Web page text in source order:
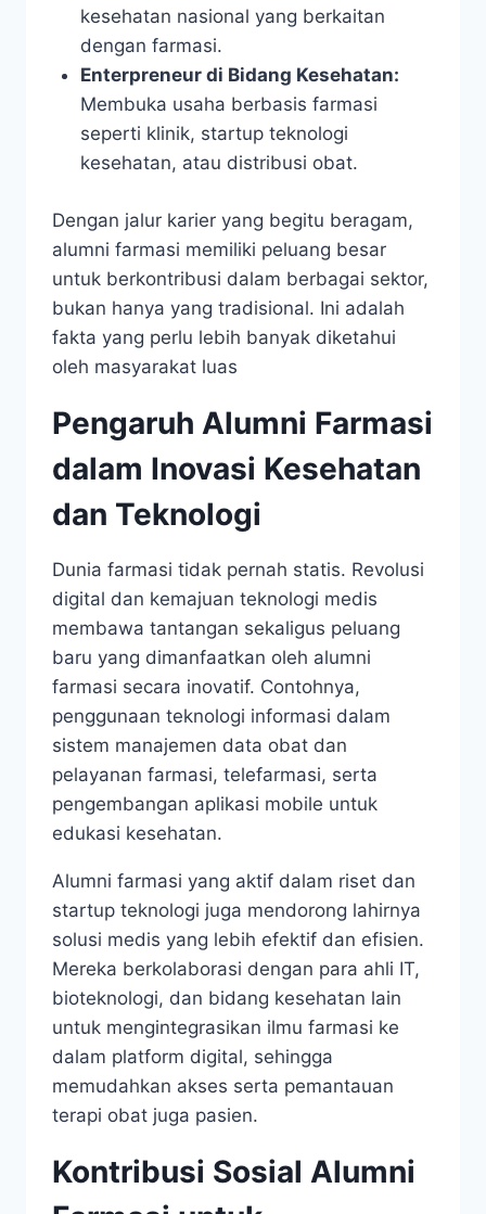
kesehatan nasional yang berkaitan
dengan farmasi.
Enterpreneur di Bidang Kesehatan:
Membuka usaha berbasis farmasi
seperti klinik, startup teknologi
kesehatan, atau distribusi obat.
Dengan jalur karier yang begitu beragam,
alumni farmasi memiliki peluang besar
untuk berkontribusi dalam berbagai sektor,
bukan hanya yang tradisional. Ini adalah
fakta yang perlu lebih banyak diketahui
oleh masyarakat luas
Pengaruh Alumni Farmasi
dalam Inovasi Kesehatan
dan Teknologi
Dunia farmasi tidak pernah statis. Revolusi
digital dan kemajuan teknologi medis
membawa tantangan sekaligus peluang
baru yang dimanfaatkan oleh alumni
farmasi secara inovatif. Contohnya,
penggunaan teknologi informasi dalam
sistem manajemen data obat dan
pelayanan farmasi, telefarmasi, serta
pengembangan aplikasi mobile untuk
edukasi kesehatan.
Alumni farmasi yang aktif dalam riset dan
startup teknologi juga mendorong lahirnya
solusi medis yang lebih efektif dan efisien.
Mereka berkolaborasi dengan para ahli IT,
bioteknologi, dan bidang kesehatan lain
untuk mengintegrasikan ilmu farmasi ke
dalam platform digital, sehingga
memudahkan akses serta pemantauan
terapi obat juga pasien.
Kontribusi Sosial Alumni